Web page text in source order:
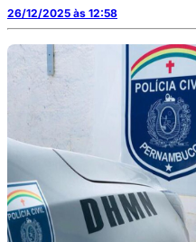
26/12/2025 às 12:58